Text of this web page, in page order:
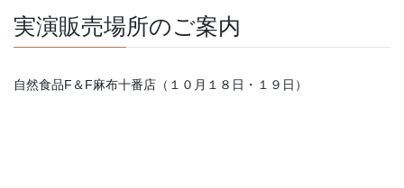
実演販売場所のご案内
自然食品F＆F麻布十番店（１０月１８日・１９日）